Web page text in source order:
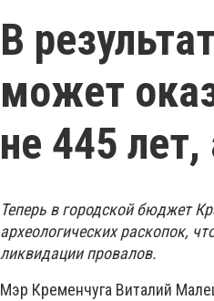
В
может
не 445
Теперь в городской бюджет
археологических раскопок,
ликвидации провалов.
Мэр Кременчуга Виталий